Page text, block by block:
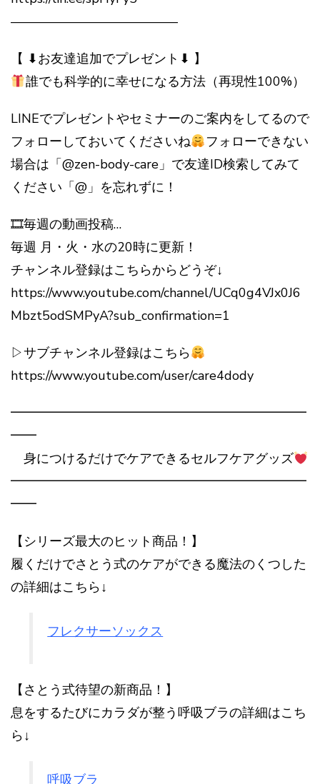
—————————————
【 ⬇︎お友達追加でプレゼント⬇︎ 】
誰でも科学的に幸せになる方法（再現性100%）
LINEでプレゼントやセミナーのご案内をしてるので
フォローしておいてくださいね
フォローできない
場合は「@zen-body-care」で友達ID検索してみて
ください「@」を忘れずに！
🎞毎週の動画投稿…
毎週 月・火・水の20時に更新！
チャンネル登録はこちらからどうぞ↓
https://www.youtube.com/channel/UCq0g4VJx0J6
Mbzt5odSMPyA?sub_confirmation=1
▷サブチャンネル登録はこちら
https://www.youtube.com/user/care4dody
━━━━━━━━━━━━━━━━━━━━━━━
━━
身につけるだけでケアできるセルフケアグッズ
━━━━━━━━━━━━━━━━━━━━━━━
━━
【シリーズ最大のヒット商品！】
履くだけでさとう式のケアができる魔法のくつした
の詳細はこちら↓
フレクサーソックス
【さとう式待望の新商品！】
息をするたびにカラダが整う呼吸ブラの詳細はこち
ら↓
呼吸ブラ